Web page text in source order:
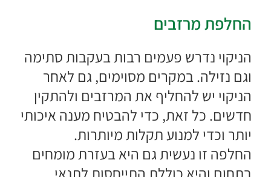
החלפת מרזבים
הניקוי נדרש פעמים רבות בעקבות סתימה
וגם נזילה. במקרים מסוימים, גם לאחר
הניקוי יש להחליף את המרזבים ולהתקין
חדשים. כל זאת, כדי להבטיח מענה איכותי
יותר וכדי למנוע תקלות מיותרות.
החלפה זו נעשית גם היא בעזרת מומחים
בתחום והיא כוללת התייחסות לתנאי